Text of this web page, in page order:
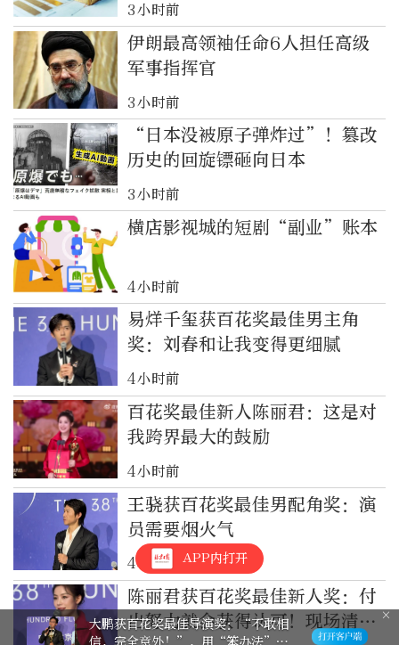
3小时前
伊朗最高领袖任命6人担任高级
军事指挥官
3小时前
“日本没被原子弹炸过”！篡改
历史的回旋镖砸向日本
3小时前
横店影视城的短剧“副业”账本
4小时前
易烊千玺获百花奖最佳男主角
奖：刘春和让我变得更细腻
4小时前
百花奖最佳新人陈丽君：这是对
我跨界最大的鼓励
4小时前
王骁获百花奖最佳男配角奖：演
员需要烟火气
4小时前
陈丽君获百花奖最佳新人奖：付
出努力就会获得认可！现场清唱
APP内打开
大鹏获百花奖最佳导演奖：“不敢相
信，完全意外！”，用“笨办法”走